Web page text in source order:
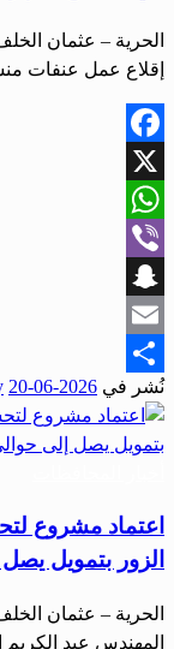
الحرية – عثمان
إقلاع عمل عنفات
Facebook
X
WhatsApp
Viber
Snapchat
Email
Share
نُشر في 2026-06-20
اعتماد مشروع
الزور بتمويل يصل إلى
الحرية – عثمان
المهندس عبد